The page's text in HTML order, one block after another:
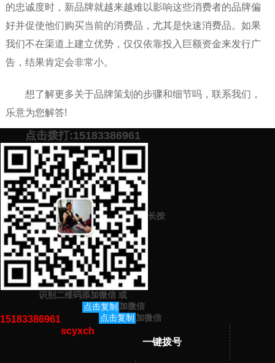
的忠诚度时，新品牌就越来越难以影响这些消费者的品牌偏
好并促使他们购买当前的消费品，尤其是快速消费品。如果
我们不在渠道上建立优势，仅仅依靠投入巨额资金来发行广
告，结果肯定会非常小。
想了解更多关于品牌策划的步骤和细节吗，联系我们，
乐意为您解答!
预约营销老师 添加微信号：
案！
上一篇：企业品牌策划营销推广有哪些具体特别的新颖的方法步骤环
节呢
下一篇：企业公司机构应该如何进行品牌策划营销推广以及公司品牌
运营呢
猜你感兴趣的内容
暂无相关文章！
点击拨打:15183386961
长按
识别二维码添加微信 或
点击复制
15183386961
加微信
点击复制
scyxch
加微信
一键拨号